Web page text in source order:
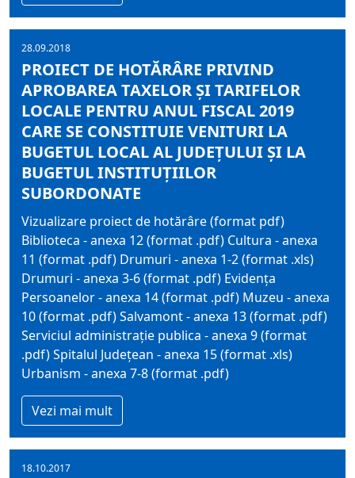
28.09.2018
PROIECT DE HOTĂRÂRE PRIVIND
APROBAREA TAXELOR ŞI TARIFELOR
LOCALE PENTRU ANUL FISCAL 2019
CARE SE CONSTITUIE VENITURI LA
BUGETUL LOCAL AL JUDEŢULUI ŞI LA
BUGETUL INSTITUŢIILOR
SUBORDONATE
Vizualizare proiect de hotărâre (format pdf)
Biblioteca - anexa 12 (format .pdf) Cultura - anexa
11 (format .pdf) Drumuri - anexa 1-2 (format .xls)
Drumuri - anexa 3-6 (format .pdf) Evidența
Persoanelor - anexa 14 (format .pdf) Muzeu - anexa
10 (format .pdf) Salvamont - anexa 13 (format .pdf)
Serviciul administrație publica - anexa 9 (format
.pdf) Spitalul Județean - anexa 15 (format .xls)
Urbanism - anexa 7-8 (format .pdf)
Vezi mai mult
18.10.2017